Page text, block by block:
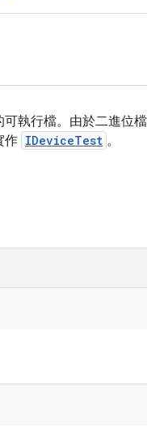
執行檔。由於二進位檔
作 IDeviceTest 。